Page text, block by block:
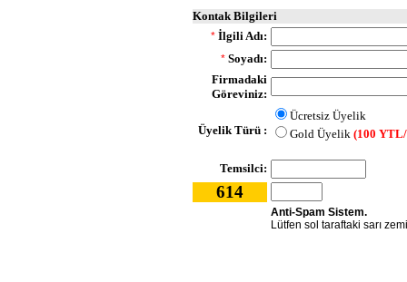
Kontak Bilgileri
* İlgili Adı:
* Soyadı:
Firmadaki
Göreviniz:
Üyelik Türü :
Ücretsiz Üyelik
Gold Üyelik (100
Temsilci:
614
Anti-Spam Sistem.
Lütfen sol taraftaki sarı